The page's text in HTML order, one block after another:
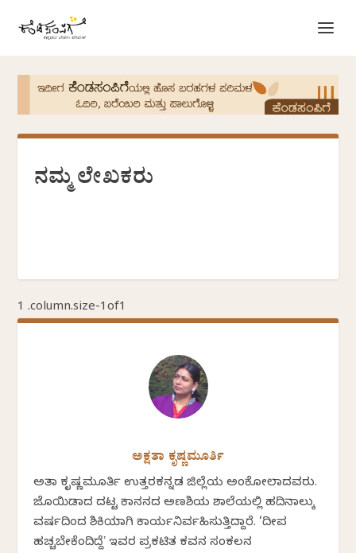
ನಮ್ಮ ಲೇಖಕರು
ಅಕ್ಷತಾ ಕೃಷ್ಣಮೂರ್ತಿ
ಅಕ್ಷತಾ ಕೃಷ್ಣಮೂರ್ತಿ ಉತ್ತರಕನ್ನಡ ಜಿಲ್ಲೆಯ ಅಂಕೋಲಾದವರು.
ಜೊಯಿಡಾದ ದಟ್ಟ ಕಾನನದ ಅಣಶಿಯ ಶಾಲೆಯಲ್ಲಿ ಹದಿನಾಲ್ಕು
ವರ್ಷದಿಂದ ಶಿಕ್ಷಕಿಯಾಗಿ ಕಾರ್ಯನಿರ್ವಹಿಸುತ್ತಿದ್ದಾರೆ. ‘ದೀಪ
ಹಚ್ಚಬೇಕೆಂದಿದ್ದೆʼ ಇವರ ಪ್ರಕಟಿತ ಕವನ ಸಂಕಲನ